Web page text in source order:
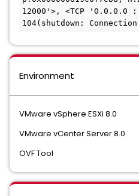
12000'>, <TCP '0.0.0.0
104(shutdown:
Environment
VMware vSphere ESXi 8.0
VMware vCenter Server 8.0
OVF Tool